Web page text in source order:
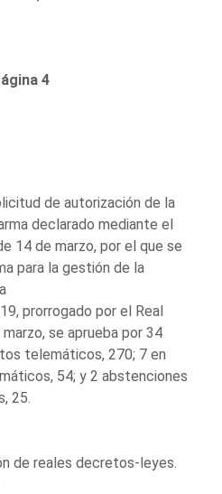
4
de autorización de la
declarado mediante el
14 de marzo, por el que se
para la gestión de la
prorrogado por el Real
se aprueba por 34
telemáticos, 270; 7 en
54; y 2 abstenciones
25.
de reales decretos-leyes.